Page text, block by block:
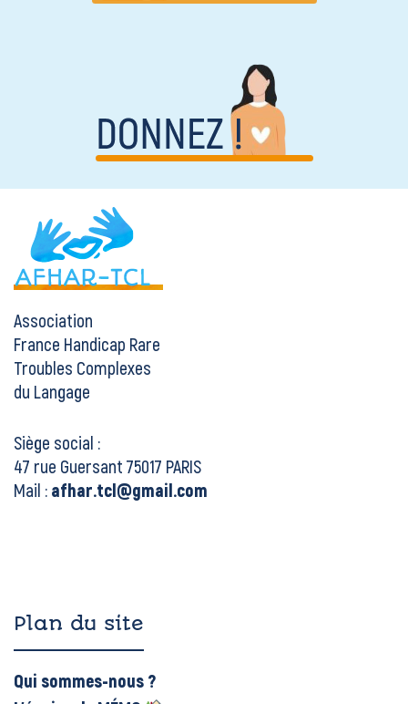
Association
France Handicap Rare
Troubles Complexes
du Langage
Siège social :
47 rue Guersant 75017 PARIS
Mail : afhar.tcl@gmail.com
Plan du site
Qui sommes-nous ?